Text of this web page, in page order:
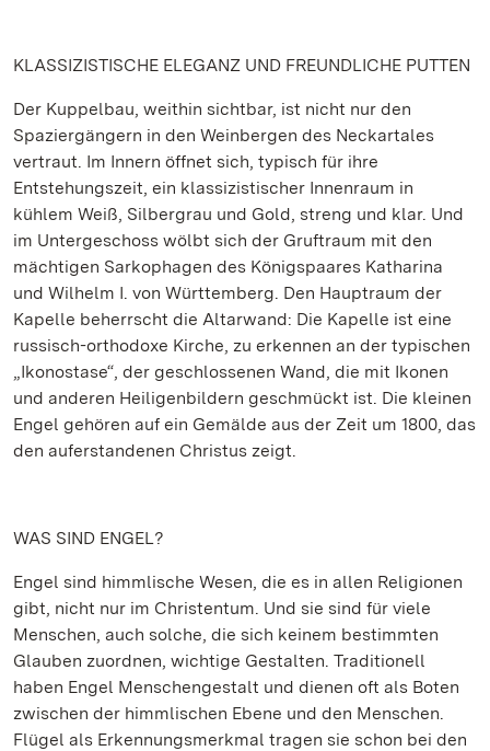
KLASSIZISTISCHE ELEGANZ UND FREUNDLICHE PUTTEN
Der Kuppelbau, weithin sichtbar, ist nicht nur den
Spaziergängern in den Weinbergen des Neckartales
vertraut. Im Innern öffnet sich, typisch für ihre
Entstehungszeit, ein klassizistischer Innenraum in
kühlem Weiß, Silbergrau und Gold, streng und klar. Und
im Untergeschoss wölbt sich der Gruftraum mit den
mächtigen Sarkophagen des Königspaares Katharina
und Wilhelm I. von Württemberg. Den Hauptraum der
Kapelle beherrscht die Altarwand: Die Kapelle ist eine
russisch-orthodoxe Kirche, zu erkennen an der typischen
„Ikonostase“, der geschlossenen Wand, die mit Ikonen
und anderen Heiligenbildern geschmückt ist. Die kleinen
Engel gehören auf ein Gemälde aus der Zeit um 1800, das
den auferstandenen Christus zeigt.
WAS SIND ENGEL?
Engel sind himmlische Wesen, die es in allen Religionen
gibt, nicht nur im Christentum. Und sie sind für viele
Menschen, auch solche, die sich keinem bestimmten
Glauben zuordnen, wichtige Gestalten. Traditionell
haben Engel Menschengestalt und dienen oft als Boten
zwischen der himmlischen Ebene und den Menschen.
Flügel als Erkennungsmerkmal tragen sie schon bei den